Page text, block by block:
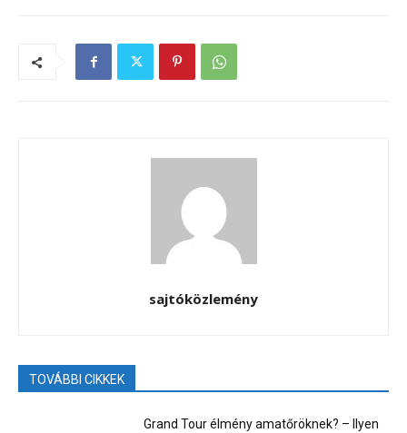
sajtóközlemény
TOVÁBBI CIKKEK
Grand Tour élmény amatőröknek? – Ilyen